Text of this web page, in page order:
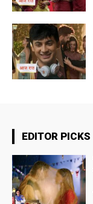
EDITOR PICKS